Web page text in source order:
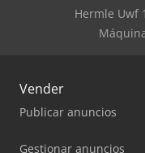
Hermle Uwf
Vender
Publicar anuncios
Gestionar anuncios